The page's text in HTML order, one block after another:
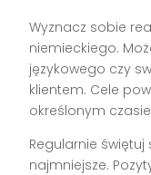
Wyznacz sobie
niemieckiego.
językowego czy
klientem. Cele
określonym
Regularnie
najmniejsze.